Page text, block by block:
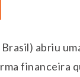
abriu
financeira